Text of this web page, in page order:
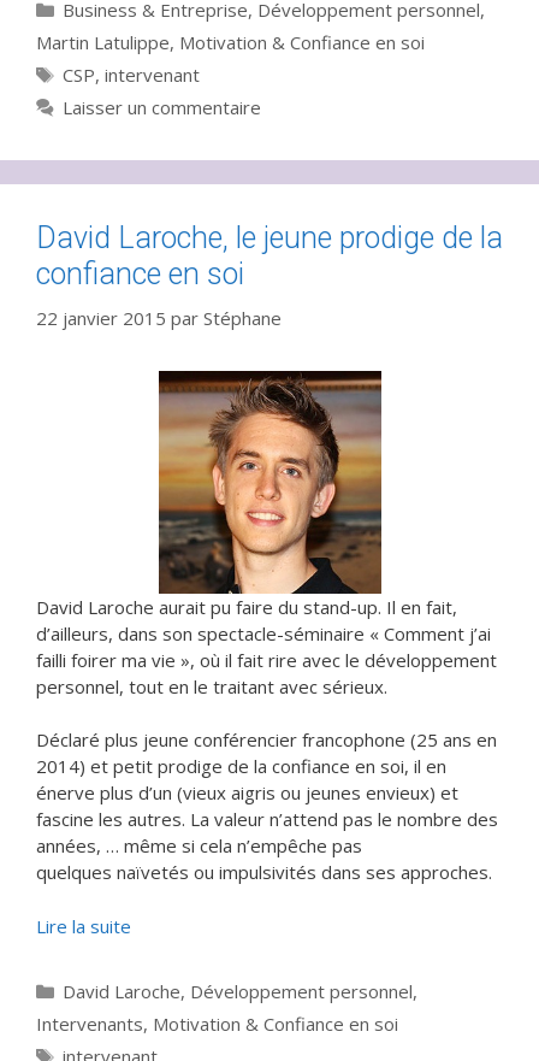
Catégories
Business & Entreprise, Développement personnel,
Martin Latulippe, Motivation & Confiance en soi
Étiquettes
CSP, intervenant
Laisser un commentaire
David Laroche, le jeune prodige de la
confiance en soi
22 janvier 2015 par Stéphane
David Laroche aurait pu faire du stand-up. Il en fait,
d’ailleurs, dans son spectacle-séminaire « Comment j’ai
failli foirer ma vie », où il fait rire avec le développement
personnel, tout en le traitant avec sérieux.
Déclaré plus jeune conférencier francophone (25 ans en
2014) et petit prodige de la confiance en soi, il en
énerve plus d’un (vieux aigris ou jeunes envieux) et
fascine les autres. La valeur n’attend pas le nombre des
années, … même si cela n’empêche pas
quelques naïvetés ou impulsivités dans ses approches.
Lire la suite
Catégories
David Laroche, Développement personnel,
Intervenants, Motivation & Confiance en soi
Étiquettes
intervenant